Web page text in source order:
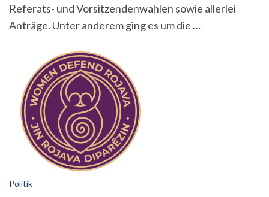
Tal
und
Referats- und Vorsitzendenwahlen sowie allerlei
Anträge. Unter anderem ging es um die …
Politik